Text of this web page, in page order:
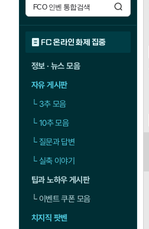
FC 온라인 화제 집중
정보 · 뉴스 모음
자유 게시판
└3추 모음
└10추 모음
└질문과 답변
└실축 이야기
팁과 노하우 게시판
└이벤트 쿠폰 모음
치지직 팟벤